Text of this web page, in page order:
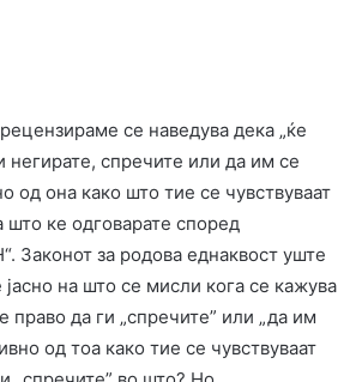
се наведува дека „ќе
негирате, спречите или да им се
од она како што тие се чувствуваат
што ке одговарате според
за родова еднаквост уште
на што се мисли кога се кажува
право да ги „спречите” или „да им
од тоа како тие се чувствуваат